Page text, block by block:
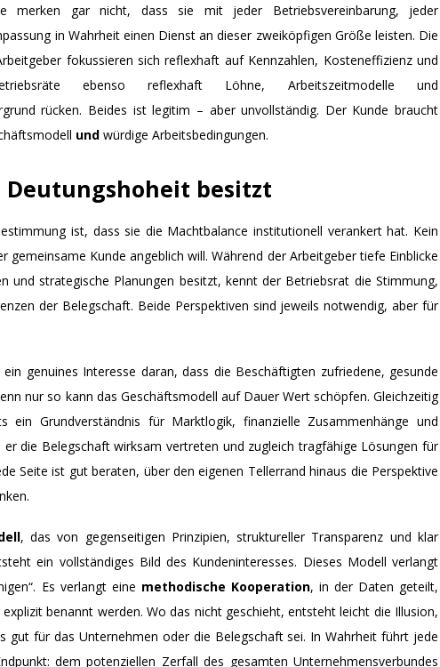
merken gar nicht, dass sie mit jeder Betriebsvereinbarung, jeder
in Wahrheit einen Dienst an dieser zweiköpfigen Größe leisten. Die
fokussieren sich reflexhaft auf Kennzahlen, Kosteneffizienz und
ebenso reflexhaft Löhne, Arbeitszeitmodelle und
rücken. Beides ist legitim – aber unvollständig. Der Kunde braucht
und würdige Arbeitsbedingungen.
besitzt
ist, dass sie die Machtbalance institutionell verankert hat. Kein
Kunde angeblich will. Während der Arbeitgeber tiefe Einblicke
und strategische Planungen besitzt, kennt der Betriebsrat die Stimmung,
der Belegschaft. Beide Perspektiven sind jeweils notwendig, aber für
ein genuines Interesse daran, dass die Beschäftigten zufriedene, gesunde
nur so kann das Geschäftsmodell auf Dauer Wert schöpfen. Gleichzeitig
ein Grundverständnis für Marktlogik, finanzielle Zusammenhänge und
die Belegschaft wirksam vertreten und zugleich tragfähige Lösungen für
Seite ist gut beraten, über den eigenen Tellerrand hinaus die Perspektive
, das von gegenseitigen Prinzipien, struktureller Transparenz und klar
ein vollständiges Bild des Kundeninteresses. Dieses Modell verlangt
Es verlangt eine methodische Kooperation, in der Daten geteilt,
benannt werden. Wo das nicht geschieht, entsteht leicht die Illusion,
gut für das Unternehmen oder die Belegschaft sei. In Wahrheit führt jede
dem potenziellen Zerfall des gesamten Unternehmensverbundes